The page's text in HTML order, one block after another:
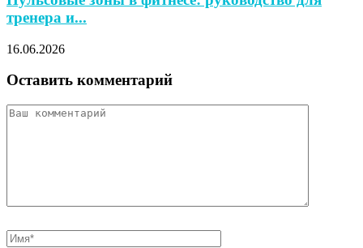
тренера и...
16.06.2026
Оставить комментарий